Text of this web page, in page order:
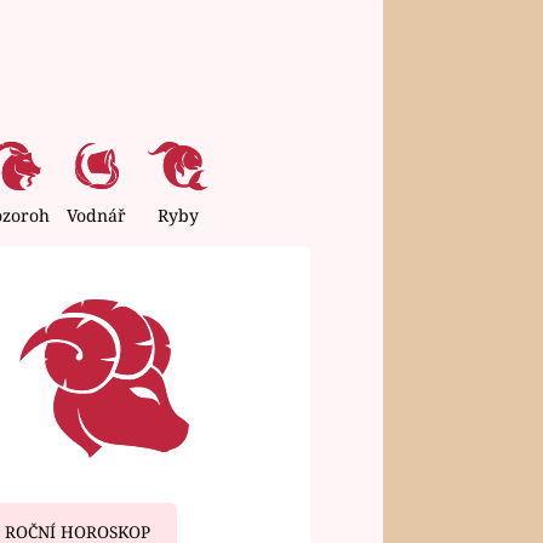
Vodnář Ryby
ROČNÍ HOROSKOP